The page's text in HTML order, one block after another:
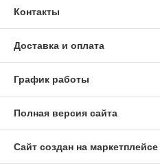
Контакты
Доставка и оплата
График работы
Полная версия сайта
Сайт создан на маркетплейсе